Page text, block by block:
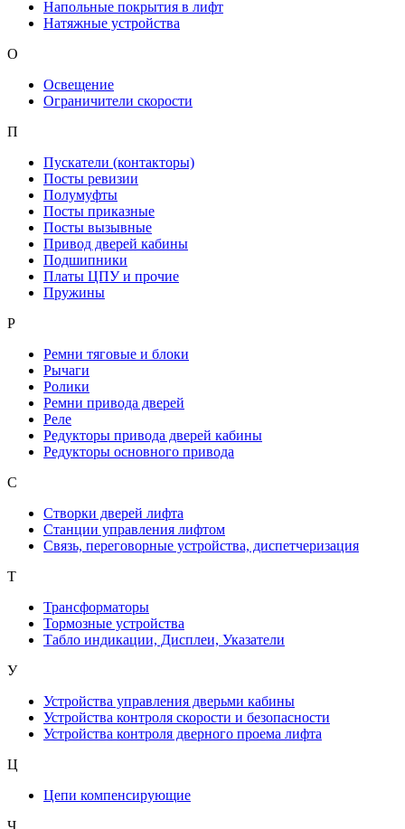
Напольные покрытия в лифт
Натяжные устройства
О
Освещение
Ограничители скорости
П
Пускатели (контакторы)
Посты ревизии
Полумуфты
Посты приказные
Посты вызывные
Привод дверей кабины
Подшипники
Платы ЦПУ и прочие
Пружины
Р
Ремни тяговые и блоки
Рычаги
Ролики
Ремни привода дверей
Реле
Редукторы привода дверей кабины
Редукторы основного привода
С
Створки дверей лифта
Станции управления лифтом
Связь, переговорные устройства, диспетчеризация
Т
Трансформаторы
Тормозные устройства
Табло индикации, Дисплеи, Указатели
У
Устройства управления дверьми кабины
Устройства контроля скорости и безопасности
Устройства контроля дверного проема лифта
Ц
Цепи компенсирующие
Ч